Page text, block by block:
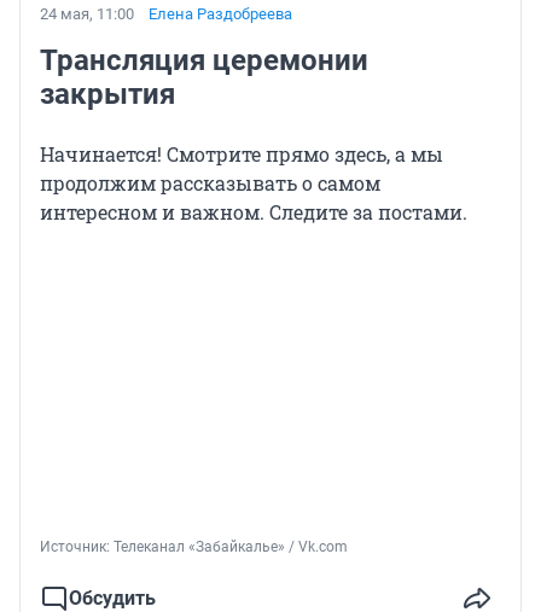
24 мая, 11:00 Елена Раздобреева
Трансляция церемонии
закрытия
Начинается! Смотрите прямо здесь, а мы
продолжим рассказывать о самом
интересном и важном. Следите за постами.
Источник: Телеканал «Забайкалье» / Vk.com
Обсудить